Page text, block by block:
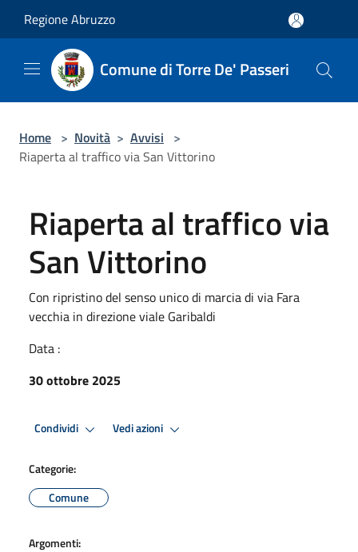
Regione Abruzzo
Comune di Torre De' Passeri
Home > Novità > Avvisi >
Riaperta al traffico via San Vittorino
Riaperta al traffico via
San Vittorino
Con ripristino del senso unico di marcia di via Fara
vecchia in direzione viale Garibaldi
Data :
30 ottobre 2025
Condividi Vedi azioni
Categorie:
Comune
Argomenti: